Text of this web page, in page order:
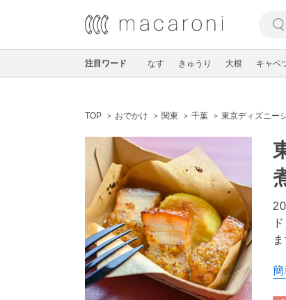
注目ワード なす きゅうり 大根 キャベ
TOP おでかけ 関東 千葉 東京ディズニー
簡